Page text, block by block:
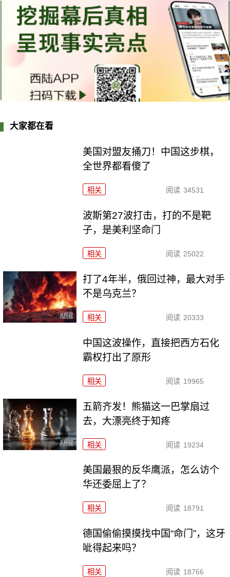
大家都在看
美国对盟友捅刀！中国这步棋，
全世界都看傻了
相关 阅读 34531
波斯第27波打击，打的不是靶
子，是美利坚命门
相关 阅读 25022
打了4年半，俄回过神，最大对手
不是乌克兰？
相关 阅读 20333
中国这波操作，直接把西方石化
霸权打出了原形
相关 阅读 19965
五箭齐发！熊猫这一巴掌扇过
去，大漂亮终于知疼
相关 阅读 19234
美国最狠的反华鹰派，怎么访个
华还委屈上了？
相关 阅读 18791
德国偷偷摸摸找中国“命门”，这牙
呲得起来吗？
相关 阅读 18766